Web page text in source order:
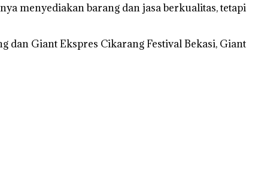
menyediakan barang dan jasa berkualitas, tetapi
dan Giant Ekspres Cikarang Festival Bekasi, Giant